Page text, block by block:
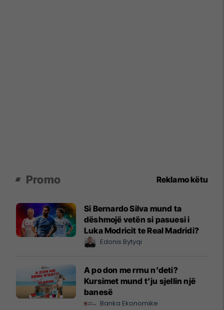
Promo Reklamo këtu
Si Bernardo Silva mund ta
dëshmojë vetën si pasuesi i
Luka Modricit te Real Madridi?
Edonis Bytyqi
A po don me rrnu n’deti?
Kursimet mund t’ju sjellin një
banesë
Banka Ekonomike